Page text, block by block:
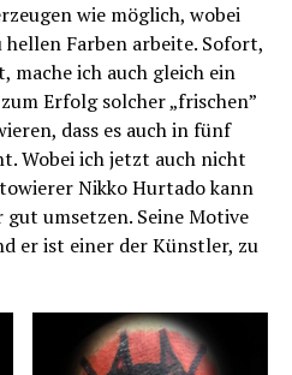
wie möglich, wobei
Farben arbeite. Sofort,
ich auch gleich ein
Erfolg solcher „frischen”
dass es auch in fünf
Wobei ich jetzt auch nicht
Nikko Hurtado kann
gut umsetzen. Seine Motive
er ist einer der Künstler, zu